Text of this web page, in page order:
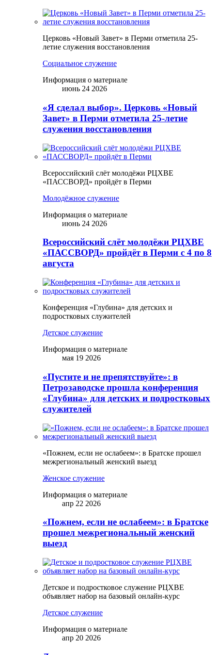
Церковь «Новый Завет» в Перми отметила 25-
летие служения восстановления
Социальное служение
Информация о материале
июнь 24 2026
«Я сделал выбор». Церковь «Новый
Завет» в Перми отметила 25-летие
служения восстановления
Всероссийский слёт молодёжи РЦХВЕ
«ПАССВОРД» пройдёт в Перми
Молодёжное служение
Информация о материале
июнь 24 2026
Всероссийский слёт молодёжи РЦХВЕ
«ПАССВОРД» пройдёт в Перми с 4 по 8
августа
Конференция «Глубина» для детских и
подростковых служителей
Детское служение
Информация о материале
мая 19 2026
«Пустите и не препятствуйте»: в
Петрозаводске прошла конференция
«Глубина» для детских и подростковых
служителей
«Пожнем, если не ослабеем»: в Братске прошел
межрегиональный женский выезд
Женское служение
Информация о материале
апр 22 2026
«Пожнем, если не ослабеем»: в Братске
прошел межрегиональный женский
выезд
Детское и подростковое служение РЦХВЕ
объявляет набор на базовый онлайн-курс
Детское служение
Информация о материале
апр 20 2026